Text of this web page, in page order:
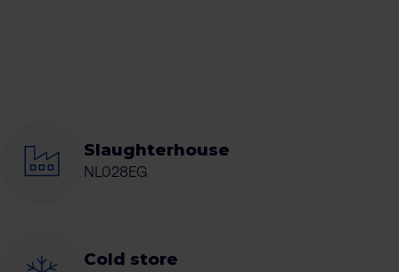
Slaughterhouse
NL028EG
Cold store